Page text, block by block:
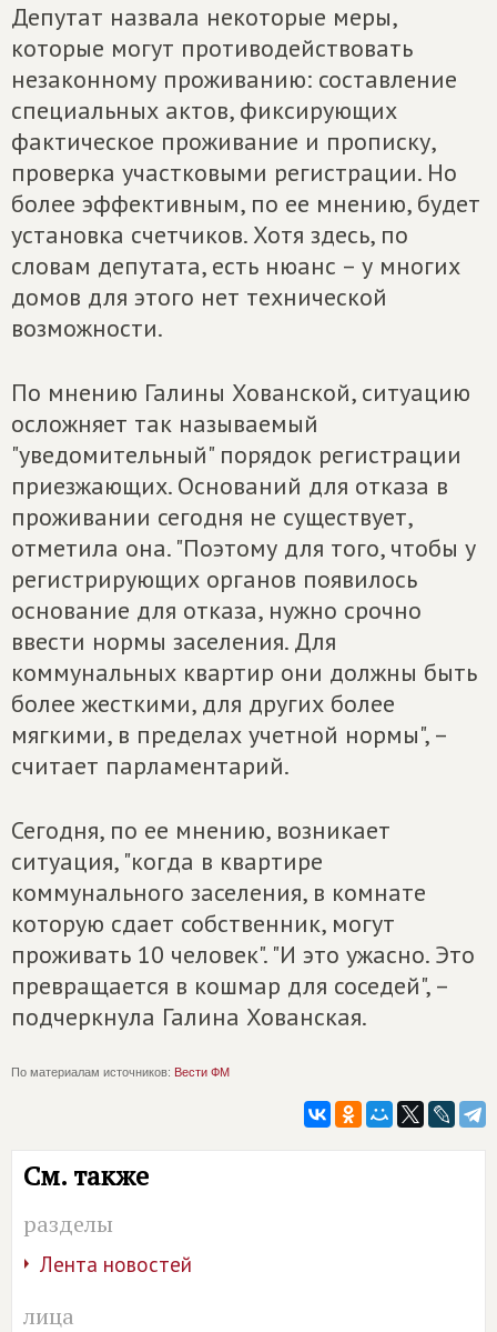
Депутат назвала некоторые меры,
которые могут противодействовать
незаконному проживанию: составление
специальных актов, фиксирующих
фактическое проживание и прописку,
проверка участковыми регистрации. Но
более эффективным, по ее мнению, будет
установка счетчиков. Хотя здесь, по
словам депутата, есть нюанс – у многих
домов для этого нет технической
возможности.
По мнению Галины Хованской, ситуацию
осложняет так называемый
"уведомительный" порядок регистрации
приезжающих. Оснований для отказа в
проживании сегодня не существует,
отметила она. "Поэтому для того, чтобы у
регистрирующих органов появилось
основание для отказа, нужно срочно
ввести нормы заселения. Для
коммунальных квартир они должны быть
более жесткими, для других более
мягкими, в пределах учетной нормы", –
считает парламентарий.
Сегодня, по ее мнению, возникает
ситуация, "когда в квартире
коммунального заселения, в комнате
которую сдает собственник, могут
проживать 10 человек". "И это ужасно. Это
превращается в кошмар для соседей", –
подчеркнула Галина Хованская.
По материалам источников: Вести ФМ
См. также
разделы
Лента новостей
лица